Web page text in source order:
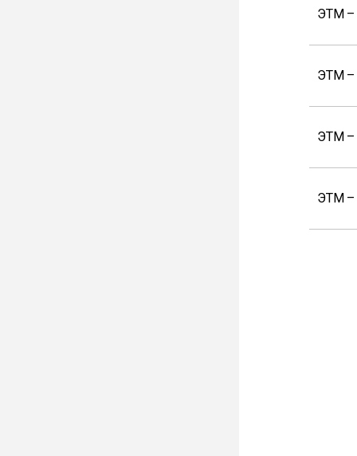
ЭТМ –
ЭТМ –
ЭТМ –
ЭТМ –